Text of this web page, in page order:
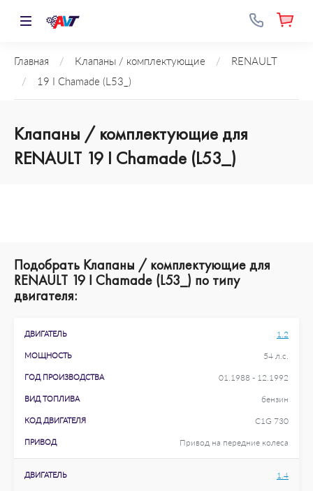
Главная / Клапаны / комплектующие /
RENAULT
/
19 I Chamade (L53_)
Клапаны / комплектующие для
RENAULT 19 I Chamade (L53_)
Подобрать Клапаны / комплектующие для
RENAULT 19 I Chamade (L53_) по типу
двигателя:
ДВИГАТЕЛЬ 1.2
МОЩНОСТЬ 54 л.с.
ГОД ПРОИЗВОДСТВА 01.1988 - 12.1992
ВИД ТОПЛИВА бензин
КОД ДВИГАТЕЛЯ C1G 730
ПРИВОД Привод на передние колеса
ДВИГАТЕЛЬ 1.4